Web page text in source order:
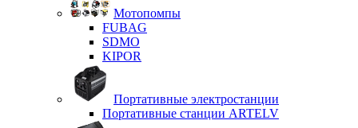
Мотопомпы
FUBAG
SDMO
KIPOR
Портативные электростанции
Портативные станции ARTELV